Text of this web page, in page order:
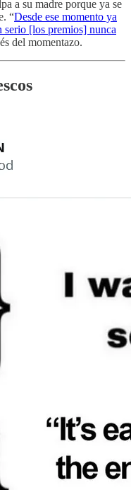
a su madre porque ya se
“Desde ese momento ya
serio [los premios] nunca
del momentazo.